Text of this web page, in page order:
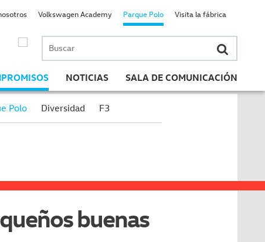
Buscar
por:
NOTICIAS SALA DE COMUNICACIÓN
Volkswagen Academy Parque Polo Visita la fábrica
Polo Diversidad F3
buenas